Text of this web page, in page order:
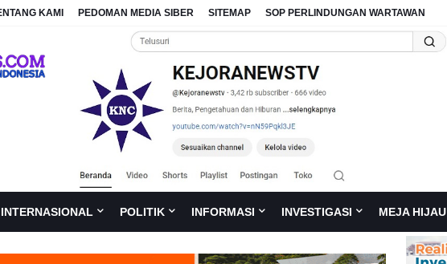
KAMI PEDOMAN MEDIA SIBER SITEMAP SOP PERLINDUNGAN WARTAWAN
INTERNASIONAL POLITIK INFORMASI INVESTIGASI MEJA HIJAU